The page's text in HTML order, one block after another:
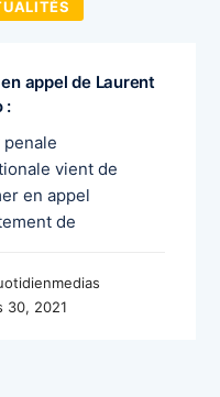
appel de Laurent
:
penale
vient de
en appel
de
30, 2021